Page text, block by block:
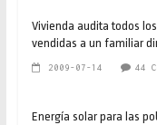
Vivienda audita todos
vendidas a un familiar
2009-07-14 44
Energía solar para las